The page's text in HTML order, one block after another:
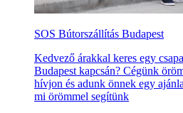
SOS Bútorszállítás Budapest
Kedvező árakkal keres egy
Budapest kapcsán? Cégünk
hívjon és adunk önnek egy
mi örömmel segítünk